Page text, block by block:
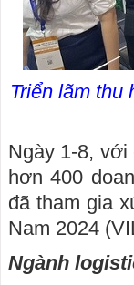
Triển lãm thu
Ngày 1-8, với
hơn 400
đã tham gia
Nam 2024
Ngành